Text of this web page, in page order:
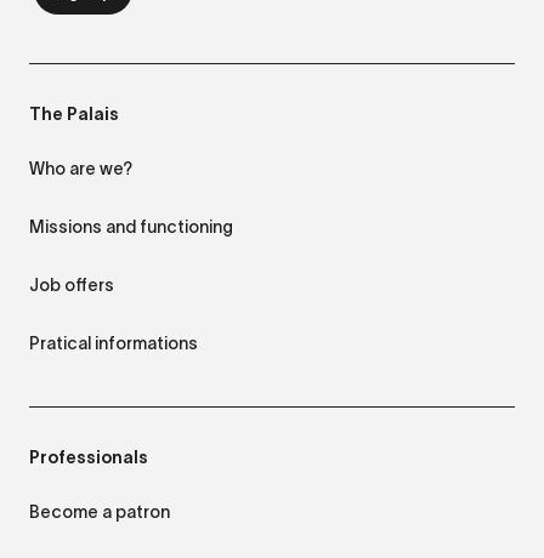
The Palais
Who are we?
Missions and functioning
Job offers
Pratical informations
Professionals
Become a patron